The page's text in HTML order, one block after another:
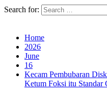
Search for:
Home
2026
June
16
Kecam Pembubaran
Ketum Foksi itu Standar